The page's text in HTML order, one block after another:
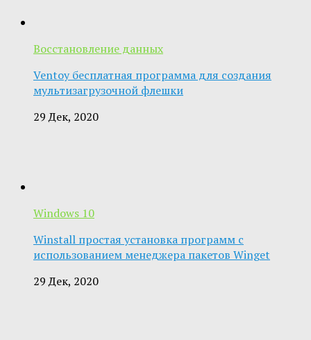
Восстановление данных
Ventoy бесплатная программа для создания
мультизагрузочной флешки
29 Дек, 2020
Windows 10
Winstall простая установка программ с
использованием менеджера пакетов Winget
29 Дек, 2020